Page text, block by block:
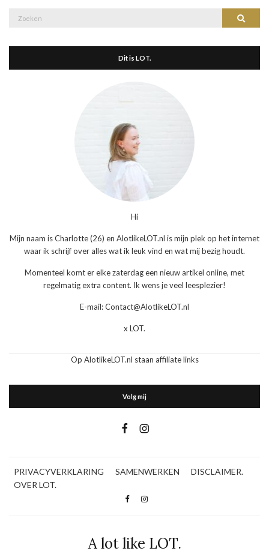
Zoek
Dit is LOT.
Hi
Mijn naam is Charlotte (26) en AlotlikeLOT.nl is mijn plek op het internet
waar ik schrijf over alles wat ik leuk vind en wat mij bezig houdt.
Momenteel komt er elke zaterdag een nieuw artikel online, met
regelmatig extra content. Ik wens je veel leesplezier!
E-mail: Contact@AlotlikeLOT.nl
x LOT.
Op AlotlikeLOT.nl staan affiliate links
Volg mij
PRIVACYVERKLARING SAMENWERKEN
DISCLAIMER.
OVER LOT.
A lot like LOT.